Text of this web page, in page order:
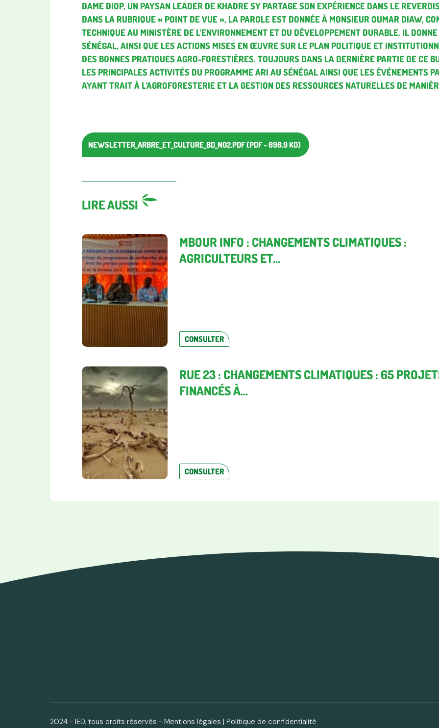
DAME DIOP, UN PAYSAN LEADER DE KHADRE SY PARTAGE SON EXPÉRIENCE DANS LE
DANS LA RUBRIQUE « POINT DE VUE », LA PAROLE EST DONNÉE À MONSIEUR OUMAR DIAW,
TECHNIQUE AU MINISTÈRE DE L’ENVIRONNEMENT ET DU DÉVELOPPEMENT DURABLE. IL
SÉNÉGAL, AINSI QUE LES ACTIONS MISES EN ŒUVRESUR LE PLAN POLITIQUE ET
DES BONNES PRATIQUES AGRO-FORESTIÈRES.TOUJOURS DANS LA DERNIÈRE PARTIE DE CE
LES PRINCIPALES ACTIVITÉS DU PROGRAMME ARI AU SÉNÉGAL AINSI QUE LES ÉVÉNEMENTS
AYANT TRAIT À L’AGROFORESTERIE ET LA GESTION DES RESSOURCES NATURELLES DE
NEWSLETTER_ARBRE_ET_CULTURE_BD_NO2.PDF (PDF - 696.9 KO)
LIRE AUSSI
MBOUR INFO : CHANGEMENTS CLIMATIQUES :
AGRICULTEURS ET...
CONSULTER
RUE 23 : CHANGEMENTS CLIMATIQUES : 65
FINANCÉS À...
CONSULTER
2024 - IED, tous droits réservés - Mentions légales | Politique de confidentialité